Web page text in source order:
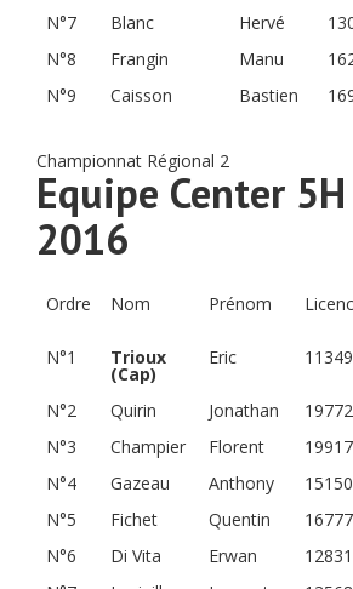
N°7
Blanc Hervé
N°8
Frangin Manu
N°9
Caisson Bastien
Championnat Régional 2
Equipe Center
2016
Ordre Nom Prénom
N°1
Trioux
(Cap)
Eric
N°2 Quirin Jonathan
N°3
Champier Florent
N°4
Gazeau Anthony
N°5
Fichet Quentin
N°6
Di Vita Erwan